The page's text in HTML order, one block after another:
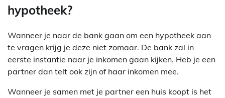
hypotheek?
Wanneer je naar de bank gaan om een hypotheek aan
te vragen krijg je deze niet zomaar. De bank zal in
eerste instantie naar je inkomen gaan kijken. Heb je een
partner dan telt ook zijn of haar inkomen mee.
Wanneer je samen met je partner een huis koopt is het